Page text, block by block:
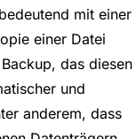
mit einer
einer Datei
das diesen
und
anderem, dass